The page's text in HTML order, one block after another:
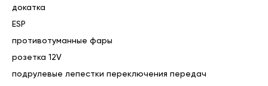
докатка
ESP
противотуманные фары
розетка 12V
подрулевые лепестки переключения передач